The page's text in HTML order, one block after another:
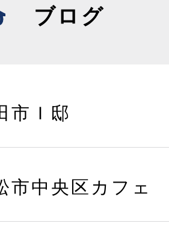
ブログ
市Ｉ邸
市中央区カフェ